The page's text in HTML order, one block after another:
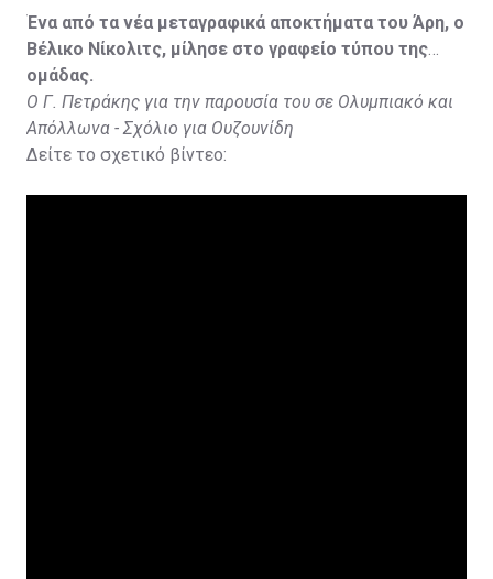
Ένα από τα νέα μεταγραφικά αποκτήματα του Άρη, ο
Βέλικο Νίκολιτς, μίλησε στο γραφείο τύπου της
ομάδας.
Ο Γ. Πετράκης για την παρουσία του σε Ολυμπιακό και
Απόλλωνα - Σχόλιο για Ουζουνίδη
Δείτε το σχετικό βίντεο: